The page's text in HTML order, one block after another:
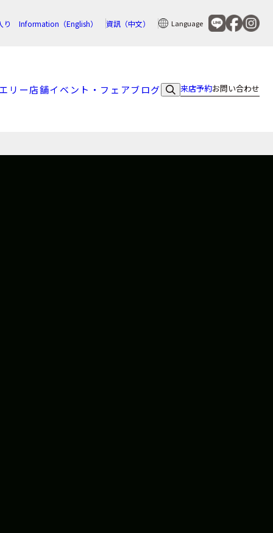
り Information（English） 資訊（中文） Language
リー店舗イベント・フェアブログ 来店予約お問い合わせ